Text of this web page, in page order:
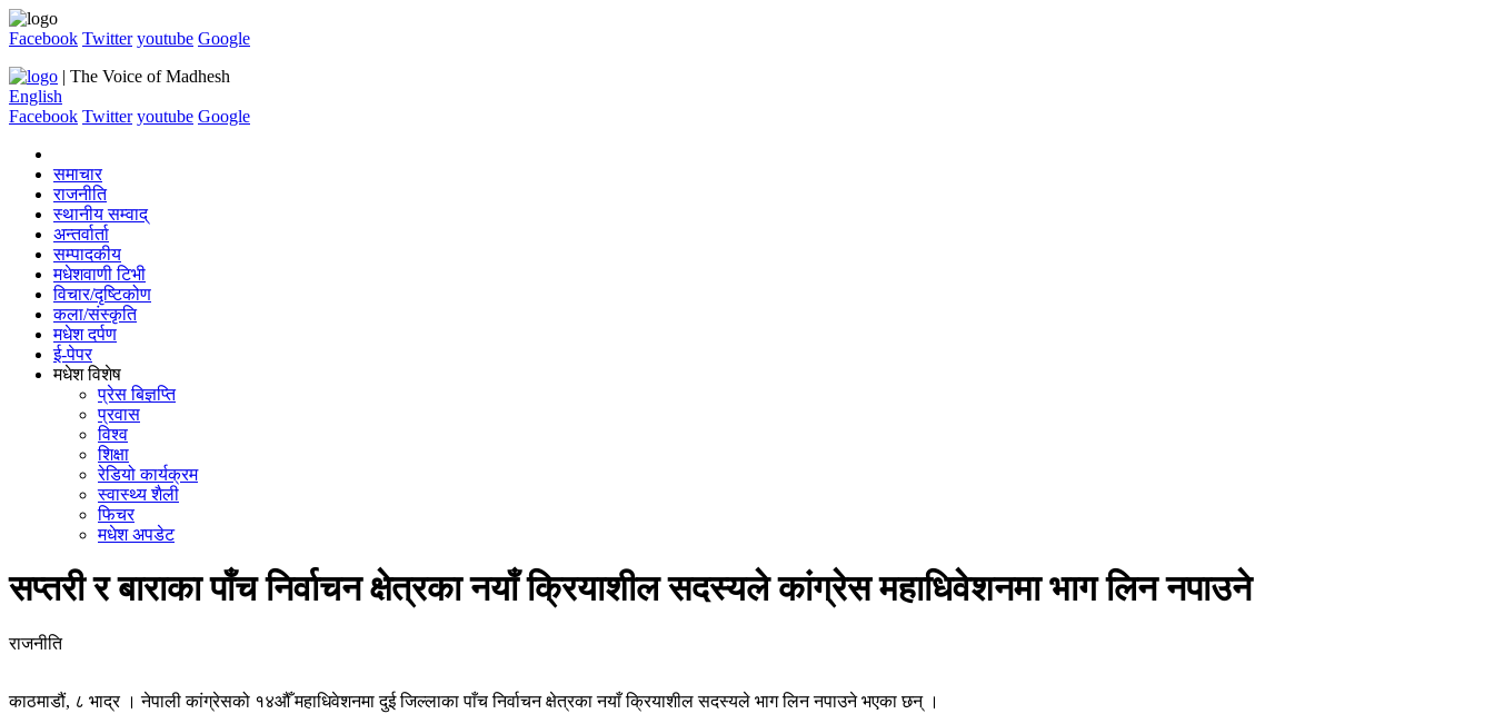
Facebook Twitter youtube Google
| The Voice of Madhesh
English
Facebook Twitter youtube Google
समाचार
राजनीति
स्थानीय सम्वाद्
अन्तर्वार्ता
सम्पादकीय
मधेशवाणी टिभी
विचार/दृष्टिकोण
कला/संस्कृति
मधेश दर्पण
ई-पेपर
मधेश विशेष
प्रेस बिज्ञप्ति
प्रवास
विश्व
शिक्षा
रेडियो कार्यक्रम
स्वास्थ्य शैली
फिचर
मधेश अपडेट
सप्तरी र बाराका पाँच निर्वाचन क्षेत्रका नयाँ क्रियाशील सदस्यले कांग्रेस महाधिवेशनमा भाग लिन नपाउने
राजनीति
काठमाडौं, ८ भाद्र । नेपाली कांग्रेसको १४औँ महाधिवेशनमा दुई जिल्लाका पाँच निर्वाचन क्षेत्रका नयाँ क्रियाशील सदस्यले भाग लिन नपाउने भएका छन् ।